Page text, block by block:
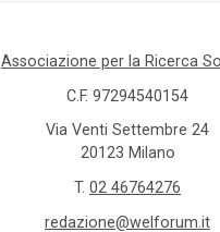
Associazione per la Ricerca
C.F. 97294540154
Via Venti Settembre 24
20123 Milano
T. 02 46764276
redazione@welforum.it